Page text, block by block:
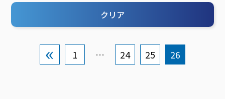
クリア
1 … 24 25 26